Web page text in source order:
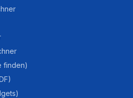
finden)